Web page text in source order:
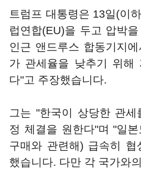
트럼프 대통령은 13일(이
럽연합(EU)을 두고 압박
인근 앤드루스 합동기지
가 관세율을 낮추기 위해
다"고 주장했습니다.
그는 "한국이 상당한 관
정 체결을 원한다"며 "일
구매와 관련해) 급속히
했습니다. 다만 각 국가와